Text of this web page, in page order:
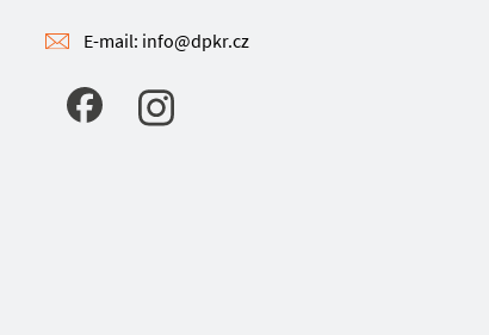
E-mail: info@dpkr.cz